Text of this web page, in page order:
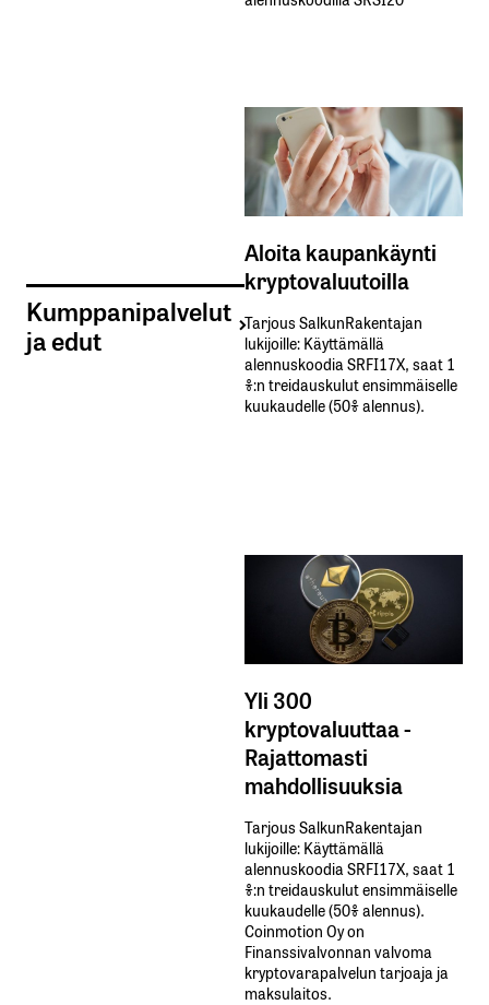
Kumppanipalvelut
ja edut
Aloita kaupankäynti
kryptovaluutoilla
Tarjous SalkunRakentajan
lukijoille: Käyttämällä​ ​
alennuskoodia​ ​SRFI17X,​ ​saat​ ​1
%:n treidauskulut​ ​ensimmäiselle​ ​
kuukaudelle​ ​(50%​ ​alennus).
Yli 300
kryptovaluuttaa -
Rajattomasti
mahdollisuuksia
Tarjous SalkunRakentajan
lukijoille: Käyttämällä​ ​
alennuskoodia​ ​SRFI17X,​ ​saat​ ​1
%:n treidauskulut​ ​ensimmäiselle​ ​
kuukaudelle​ ​(50%​ ​alennus).
Coinmotion Oy on
Finanssivalvonnan valvoma
kryptovarapalvelun tarjoaja ja
maksulaitos.